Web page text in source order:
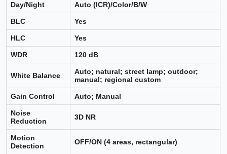
Day/Night Auto (ICR)/Color/B/W
BLC Yes
HLC Yes
WDR 120 dB
White Balance
Auto; natural; street lamp; outdoor;
manual; regional custom
Gain Control Auto; Manual
Noise
Reduction
3D NR
Motion
Detection
OFF/ON (4 areas, rectangular)